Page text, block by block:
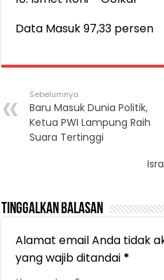
Data Masuk 97,33 persen
Sebelumnya
Baru Masuk Dunia Politik,
Ketua PWI Lampung Raih
Suara Tertinggi
Tinggalkan Balasan
Alamat email Anda tidak
yang wajib ditandai *